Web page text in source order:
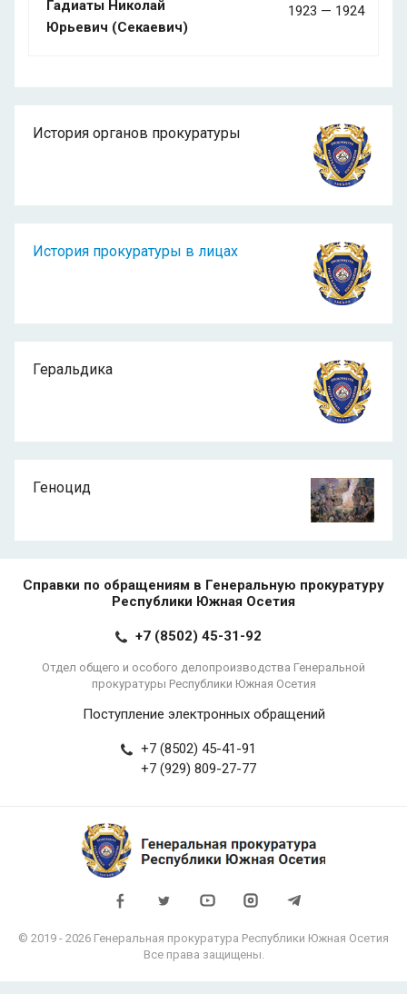
Гадиаты Николай
Юрьевич (Секаевич)
1923 — 1924
История органов прокуратуры
История прокуратуры в лицах
Геральдика
Геноцид
Справки по обращениям в Генеральную прокуратуру
Республики Южная Осетия
+7 (8502) 45-31-92
Отдел общего и особого делопроизводства Генеральной
прокуратуры Республики Южная Осетия
Поступление электронных обращений
+7 (8502) 45-41-91
+7 (929) 809-27-77
© 2019 - 2026 Генеральная прокуратура Республики Южная Осетия
Все права защищены.